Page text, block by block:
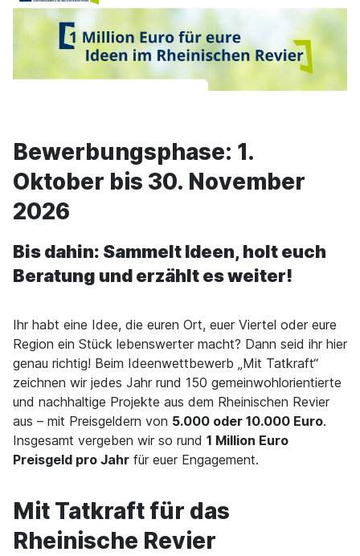
Bewerbungsphase: 1.
Oktober bis 30. November
2026
Bis dahin: Sammelt Ideen, holt euch
Beratung und erzählt es weiter!
Ihr habt eine Idee, die euren Ort, euer Viertel oder eure
Region ein Stück lebenswerter macht? Dann seid ihr hier
genau richtig! Beim Ideenwettbewerb „Mit Tatkraft“
zeichnen wir jedes Jahr rund 150 gemeinwohlorientierte
und nachhaltige Projekte aus dem Rheinischen Revier
aus – mit Preisgeldern von 5.000 oder 10.000 Euro.
Insgesamt vergeben wir so rund 1 Million Euro
Preisgeld pro Jahr für euer Engagement.
Mit Tatkraft für das
Rheinische Revier